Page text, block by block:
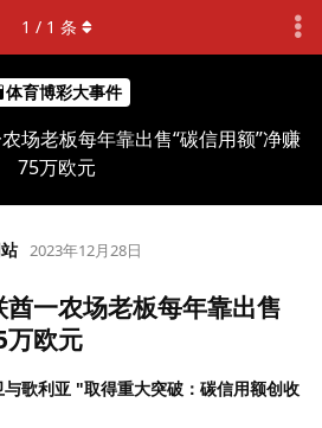
体育博彩大事件
场老板每年靠出售“碳信用额”净赚
75万欧元
1 / 1 条
2023年12月28日
一农场老板每年靠出售
万欧元
歌利亚 "取得重大突破：碳信用额创收